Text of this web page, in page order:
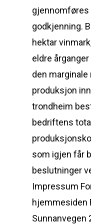
godkjenning.
hektar
eldre
den
produksjon
trondheim
bedriftens
som igjen får
beslutninger
Impressum
hjemmesiden
Sunnanvegen